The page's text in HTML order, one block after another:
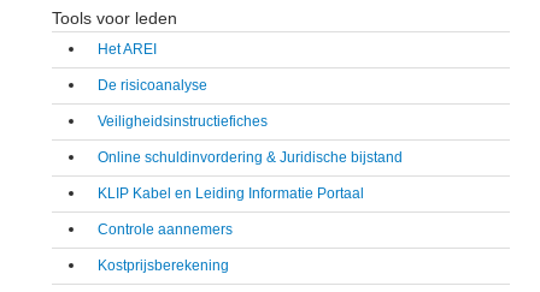
Tools voor leden
Het AREI
De risicoanalyse
Veiligheidsinstructiefiches
Online schuldinvordering & Juridische bijstand
KLIP Kabel en Leiding Informatie Portaal
Controle aannemers
Kostprijsberekening